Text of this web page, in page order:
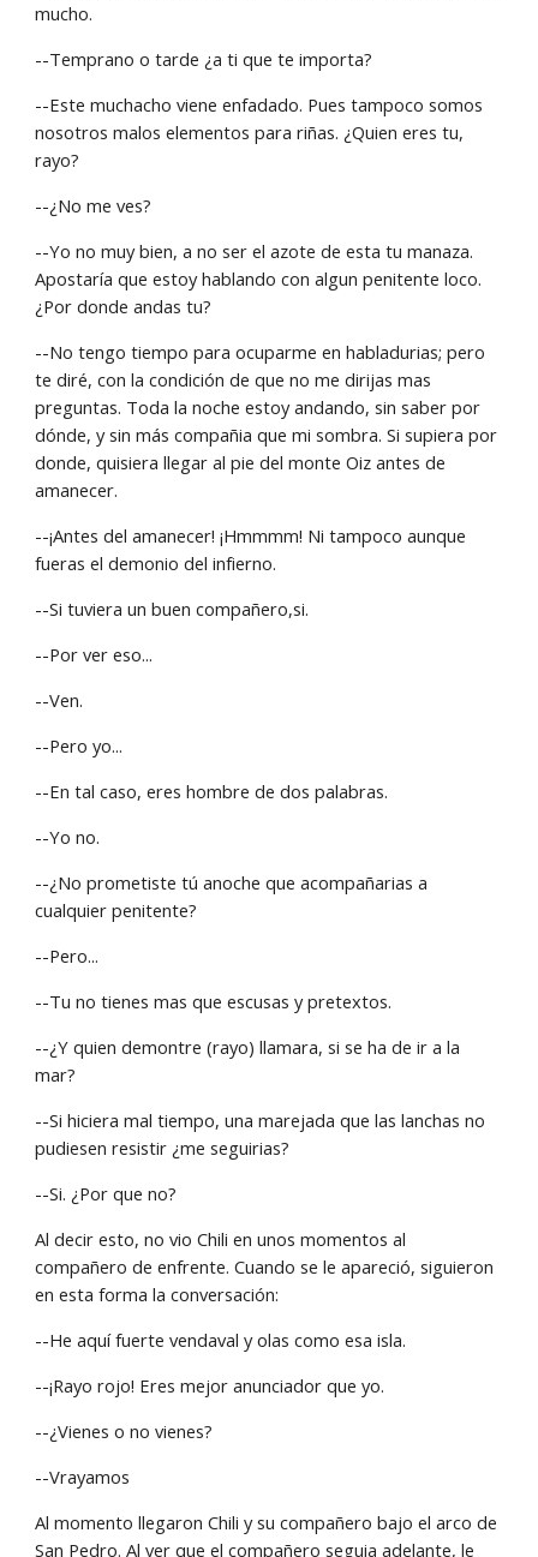
mucho.
--Temprano o tarde ¿a ti que te importa?
--Este muchacho viene enfadado. Pues tampoco somos
nosotros malos elementos para riñas. ¿Quien eres tu,
rayo?
--¿No me ves?
--Yo no muy bien, a no ser el azote de esta tu manaza.
Apostaría que estoy hablando con algun penitente loco.
¿Por donde andas tu?
--No tengo tiempo para ocuparme en habladurias; pero
te diré, con la condición de que no me dirijas mas
preguntas. Toda la noche estoy andando, sin saber por
dónde, y sin más compañia que mi sombra. Si supiera por
donde, quisiera llegar al pie del monte Oiz antes de
amanecer.
--¡Antes del amanecer! ¡Hmmmm! Ni tampoco aunque
fueras el demonio del infierno.
--Si tuviera un buen compañero,si.
--Por ver eso...
--Ven.
--Pero yo...
--En tal caso, eres hombre de dos palabras.
--Yo no.
--¿No prometiste tú anoche que acompañarias a
cualquier penitente?
--Pero...
--Tu no tienes mas que escusas y pretextos.
--¿Y quien demontre (rayo) llamara, si se ha de ir a la
mar?
--Si hiciera mal tiempo, una marejada que las lanchas no
pudiesen resistir ¿me seguirias?
--Si. ¿Por que no?
Al decir esto, no vio Chili en unos momentos al
compañero de enfrente. Cuando se le apareció, siguieron
en esta forma la conversación:
--He aquí fuerte vendaval y olas como esa isla.
--¡Rayo rojo! Eres mejor anunciador que yo.
--¿Vienes o no vienes?
--Vrayamos
Al momento llegaron Chili y su compañero bajo el arco de
San Pedro. Al ver que el compañero seguia adelante, le